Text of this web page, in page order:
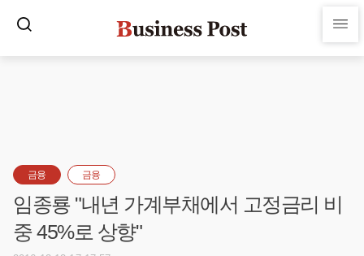
금융 금융
임종룡 "내년 가계부채에서 고정금리 비
중 45%로 상향"